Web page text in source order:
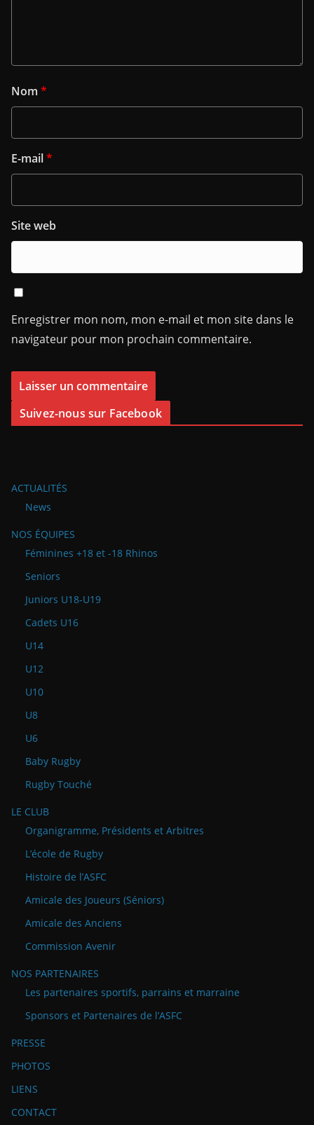
Nom *
E-mail*
Site web
Enregistrer mon nom, mon e-mail et mon site dans le
navigateur pour mon prochain commentaire.
Suivez-nous sur Facebook
ACTUALITÉS
News
NOS ÉQUIPES
Féminines +18 et -18 Rhinos
Seniors
Juniors U18-U19
Cadets U16
U14
U12
U10
U8
U6
Baby Rugby
Rugby Touché
LE CLUB
Organigramme, Présidents et Arbitres
L’école de Rugby
Histoire de l’ASFC
Amicale des Joueurs (Séniors)
Amicale des Anciens
Commission Avenir
NOS PARTENAIRES
Les partenaires sportifs, parrains et marraine
Sponsors et Partenaires de l’ASFC
PRESSE
PHOTOS
LIENS
CONTACT